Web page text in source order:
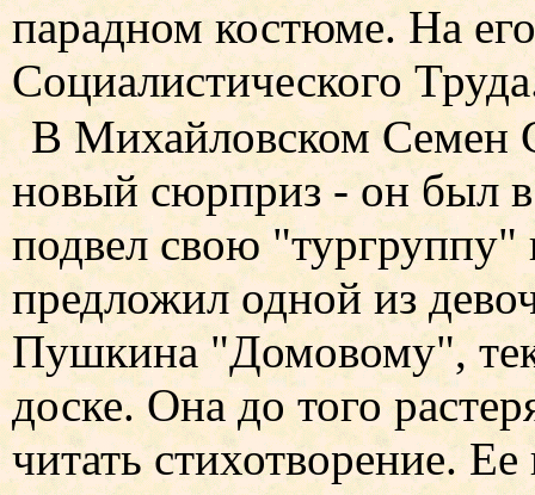
парадном костюме. На
Социалистического
В Михайловском Семен
новый сюрприз - он был в
подвел свою "тургруппу"
предложил одной из
Пушкина "Домовому",
доске. Она до того
читать стихотворение.